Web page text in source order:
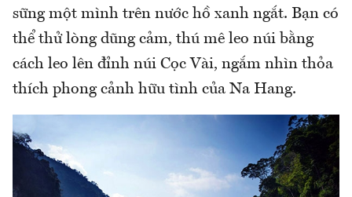
sững một mình trên nước hồ xanh ngắt. Bạn có
thể thử lòng dũng cảm, thú mê leo núi bằng
cách leo lên đỉnh núi Cọc Vài, ngắm nhìn thỏa
thích phong cảnh hữu tình của Na Hang.